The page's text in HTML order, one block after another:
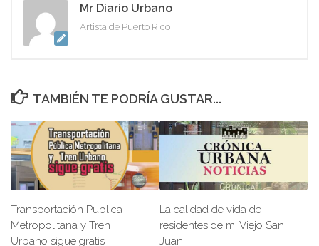
Mr Diario Urbano
Artista de Puerto Rico
TAMBIÉN TE PODRÍA GUSTAR...
Transportación Publica
Metropolitana y Tren
Urbano sigue gratis
La calidad de vida de
residentes de mi Viejo San
Juan